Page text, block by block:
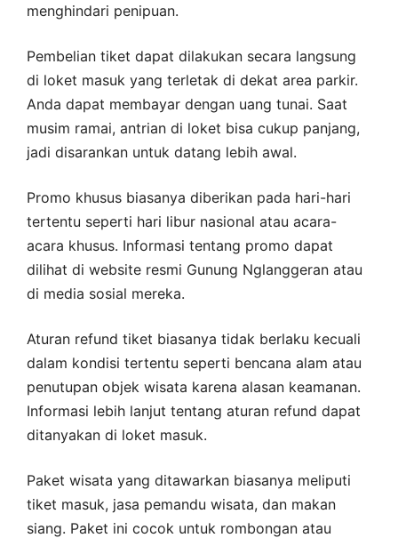
menghindari penipuan.
Pembelian tiket dapat dilakukan secara langsung
di loket masuk yang terletak di dekat area parkir.
Anda dapat membayar dengan uang tunai. Saat
musim ramai, antrian di loket bisa cukup panjang,
jadi disarankan untuk datang lebih awal.
Promo khusus biasanya diberikan pada hari-hari
tertentu seperti hari libur nasional atau acara-
acara khusus. Informasi tentang promo dapat
dilihat di website resmi Gunung Nglanggeran atau
di media sosial mereka.
Aturan refund tiket biasanya tidak berlaku kecuali
dalam kondisi tertentu seperti bencana alam atau
penutupan objek wisata karena alasan keamanan.
Informasi lebih lanjut tentang aturan refund dapat
ditanyakan di loket masuk.
Paket wisata yang ditawarkan biasanya meliputi
tiket masuk, jasa pemandu wisata, dan makan
siang. Paket ini cocok untuk rombongan atau